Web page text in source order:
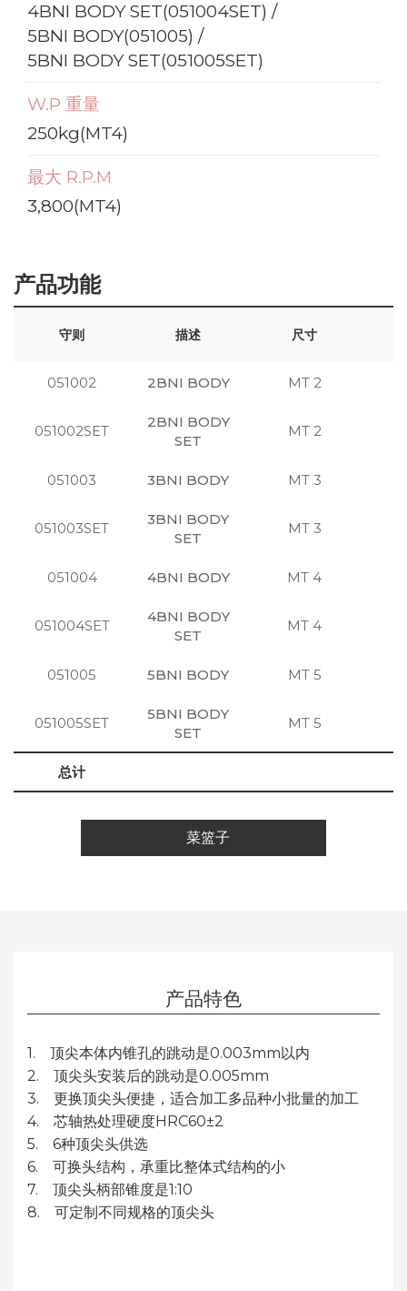
4BNI BODY SET(051004SET) /
5BNI BODY(051005) /
5BNI BODY SET(051005SET)
W.P 重量
250kg(MT4)
最大 R.P.M
3,800(MT4)
产品功能
守则 描述 尺寸
051002 2BNI BODY MT 2
051002SET
2BNI BODY
SET
MT 2
051003 3BNI BODY MT 3
051003SET
3BNI BODY
SET
MT 3
051004 4BNI BODY MT 4
051004SET
4BNI BODY
SET
MT 4
051005 5BNI BODY MT 5
051005SET
5BNI BODY
SET
MT 5
总计
菜篮子
产品特色
1. 顶尖本体内锥孔的跳动是0.003mm以内
2. 顶尖头安装后的跳动是0.005mm
3. 更换顶尖头便捷，适合加工多品种小批量的加工
4. 芯轴热处理硬度HRC60±2
5. 6种顶尖头供选
6. 可换头结构，承重比整体式结构的小
7. 顶尖头柄部锥度是1:10
8. 可定制不同规格的顶尖头